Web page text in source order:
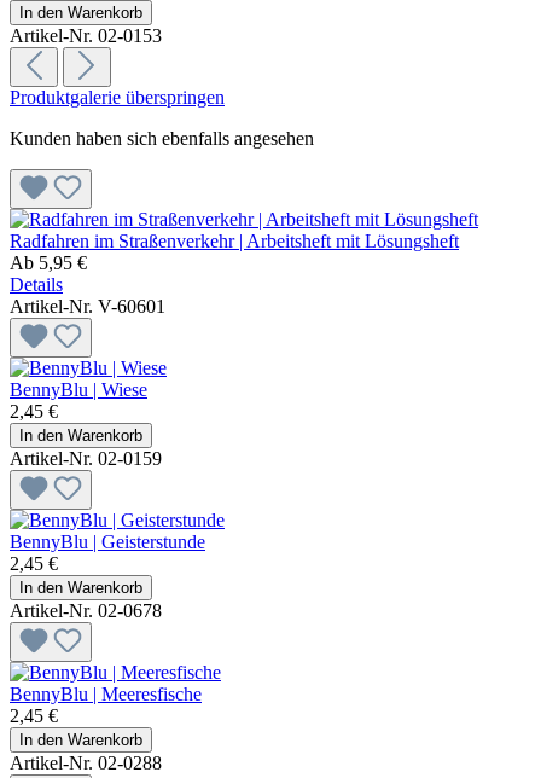
In den Warenkorb
Artikel-Nr. 02-0153
Produktgalerie überspringen
Kunden haben sich ebenfalls angesehen
Radfahren im Straßenverkehr | Arbeitsheft mit Lösungsheft
Ab 5,95 €
Details
Artikel-Nr. V-60601
BennyBlu | Wiese
2,45 €
In den Warenkorb
Artikel-Nr. 02-0159
BennyBlu | Geisterstunde
2,45 €
In den Warenkorb
Artikel-Nr. 02-0678
BennyBlu | Meeresfische
2,45 €
In den Warenkorb
Artikel-Nr. 02-0288